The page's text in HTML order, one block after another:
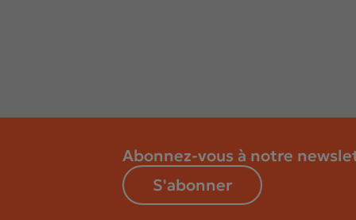
Abonnez-vous à notre
S'abonner